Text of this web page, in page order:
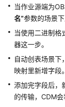
管
理
心
数
据
集
成
（CDM
当作业源端为
名”参数的场景下
当使用二进制格
器这一步。
自动创表场景下
映射里新增字段。
添加完字段后，
的传输，CDM会